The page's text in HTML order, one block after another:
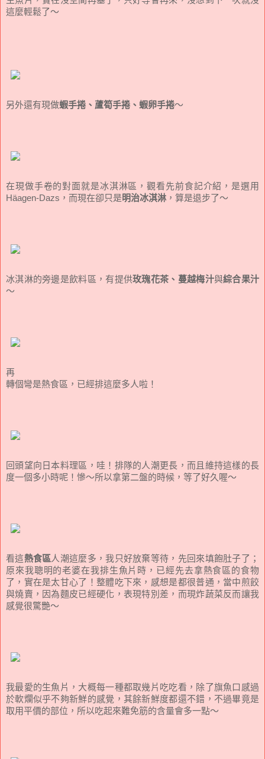
這麼輕鬆了～
另外還有現做蝦手捲、蘆筍手捲、蝦卵手捲～
在現做手卷的對面就是冰淇淋區，觀看先前食記介紹，是選用
Häagen-Dazs，而現在卻只是 明治冰淇淋 ，算是退步了～
冰淇淋的旁邊是飲料區，有提供玫瑰花茶、蔓越梅汁與綜合果汁
～
再
轉個彎是熱食區，已經排這麼多人啦！
回頭望向日本料理區，哇！排隊的人潮更長，而且維持這樣的長
度一個多小時呢！慘～所以拿第二盤的時候，等了好久喔～
看這熱食區人潮這麼多，我只好放棄等待，先回來填飽肚子了；
原來我聰明的老婆在我排生魚片時，已經先去拿熱食區的食物
了，實在是太甘心了！整體吃下來，感想是都很普通，當中煎餃
與燒賣，因為麵皮已經硬化，表現特別差，而現炸蔬菜反而讓我
感覺很驚艷～
我最愛的生魚片，大概每一種都取幾片吃吃看，除了旗魚口感過
於軟爛似乎不夠新鮮的感覺，其餘新鮮度都還不錯，不過畢竟是
取用平價的部位，所以吃起來難免筋的含量會多一點～